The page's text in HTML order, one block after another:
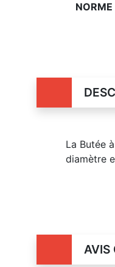
NORME
La Butée
diamètre
AVIS